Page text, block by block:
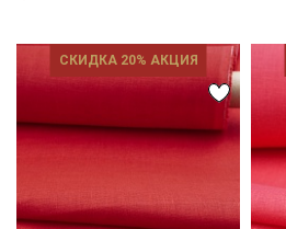
СКИДКА 20% АКЦИЯ